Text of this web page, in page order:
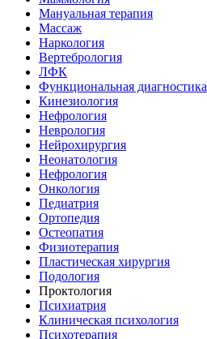
Мануальная терапия
Массаж
Наркология
Вертебрология
ЛФК
Функциональная диагностика
Кинезиология
Нефрология
Неврология
Нейрохирургия
Неонатология
Нефрология
Онкология
Педиатрия
Ортопедия
Остеопатия
Физиотерапия
Пластическая хирургия
Подология
Проктология
Психиатрия
Клиническая психология
Психотерапия